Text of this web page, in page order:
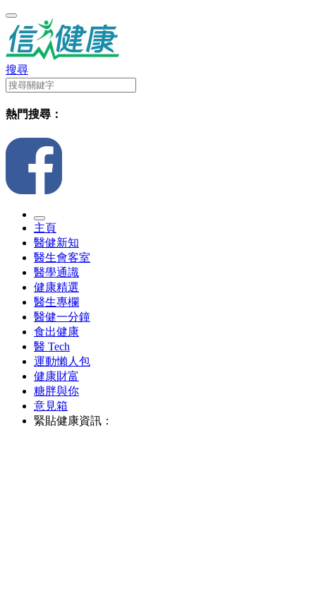
搜尋
熱門搜尋：
主頁
醫健新知
醫生會客室
醫學通識
健康精選
醫生專欄
醫健一分鐘
食出健康
醫 Tech
運動懶人包
健康財富
糖胖與你
意見箱
緊貼健康資訊：